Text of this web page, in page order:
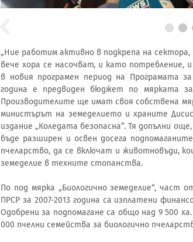
„Ние работим активно в подкрепа на
вече хора се насочват, и като потребление,
в новия програмен период на Програмата
година е предвиден бюджет по мярката
Производителите ще имат своя собствена
министърът на земеделието и храните
издание „Коледата безопасна”. Тя допълни
бъде разширен и освен досега
пчеларство, да се включат и животновъди,
земеделие в техните стопанства.
По под мярка „Биологично земеделие“, част
ПРСР за 2007-2013 година са изплатени
Одобрени за подпомагане са общо над 9 500
000 пчелни семейства за биологично